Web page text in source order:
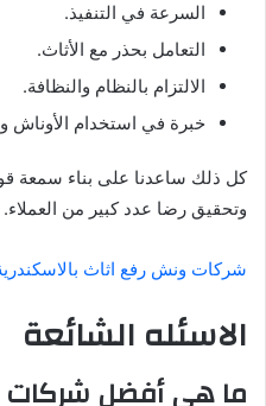
السرعة في التنفيذ.
التعامل بحذر مع الأثاث.
الالتزام بالنظام والنظافة.
خبرة في استخدام الأوناش
كل ذلك ساعدنا على بناء سمعة
وتحقيق رضا عدد كبير من العملاء.
شركات ونش رفع اثاث
الاسئله الشائعة
ما هي أفضل شركات